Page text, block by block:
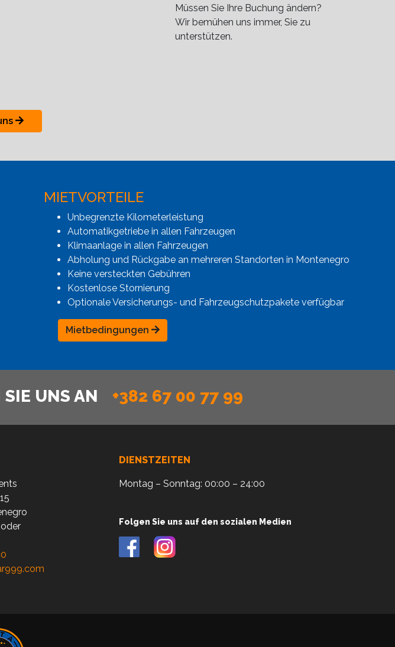
Müssen Sie Ihre Buchung ändern?
Wir bemühen uns immer, Sie zu
unterstützen.
MIETVORTEILE
Unbegrenzte Kilometerleistung
Automatikgetriebe in allen Fahrzeugen
Klimaanlage in allen Fahrzeugen
Abholung und Rückgabe an mehreren Standorten in Montenegro
Keine versteckten Gebühren
Kostenlose Stornierung
Optionale Versicherungs- und Fahrzeugschutzpakete verfügbar
Mietbedingungen
UNS AN +382 67 00 77 99
oder
DIENSTZEITEN
Montag – Sonntag: 00:00 – 24:00
Folgen Sie uns auf den sozialen Medien